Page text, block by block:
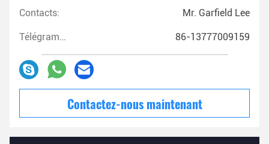
Contacts: Mr. Garfield Lee
Télégramme: 86-13777009159
Contactez-nous maintenant